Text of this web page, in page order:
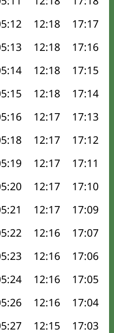
12:18 17:17
12:18 17:16
12:18 17:15
12:18 17:14
12:17 17:13
12:17 17:12
12:17 17:11
12:17 17:10
12:17 17:09
12:16 17:07
12:16 17:06
12:16 17:05
12:16 17:04
12:15 17:03